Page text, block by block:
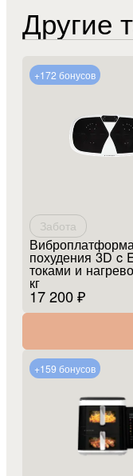
Другие
+172 бонусов
Забота
похудения 3D c
токами и
кг
17 200 ₽
+159 бонусов